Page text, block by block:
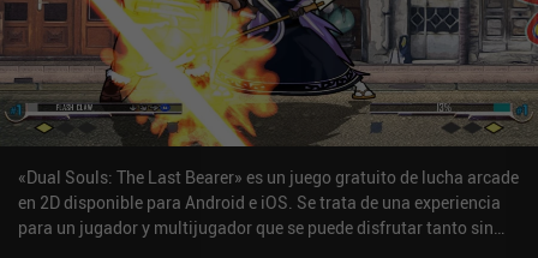
«Dual Souls: The Last Bearer» es un juego gratuito de lucha arcade
en 2D disponible para Android e iOS. Se trata de una experiencia
para un jugador y multijugador que se puede disfrutar tanto sin